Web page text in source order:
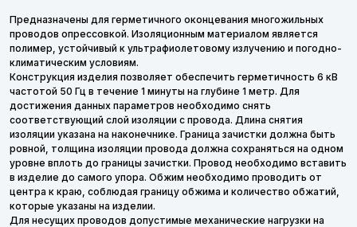
Предназначены для герметичного оконцевания многожильных
проводов опрессовкой. Изоляционным материалом является
полимер, устойчивый к ультрафиолетовому излучению и погодно-
климатическим условиям.
Конструкция изделия позволяет обеспечить герметичность 6 кВ
частотой 50 Гц в течение 1 минуты на глубине 1 метр. Для
достижения данных параметров необходимо снять
соответствующий слой изоляции с провода. Длина снятия
изоляции указана на наконечнике. Граница зачистки должна быть
ровной, толщина изоляции провода должна сохраняться на одном
уровне вплоть до границы зачистки. Провод необходимо вставить
в изделие до самого упора. Обжим необходимо проводить от
центра к краю, соблюдая границу обжима и количество обжатий,
которые указаны на изделии.
Для несущих проводов допустимые механические нагрузки на